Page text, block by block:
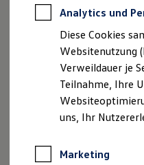
Autokredit
Versicherungen
Kfz-
Garantien
Wartungsverträge
Geschäftskunden
Großkunden
Behörden
Anpfiff zum Gewinn
Impressum & Rechtliches)
Analytics und
Diese Cookies
Websitenutzung
Verweildauer je
Teilnahme, Ihre
uns, Ihr
Marketing